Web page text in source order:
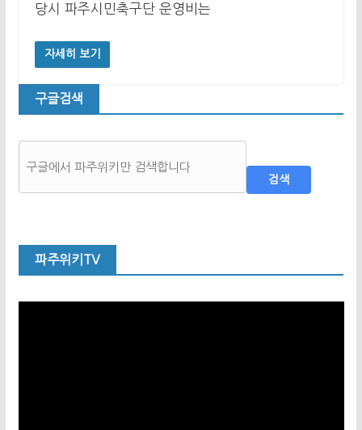
당시 파주시민축구단 운영비는
자세히 보기
구글검색
검색
파주위키TV